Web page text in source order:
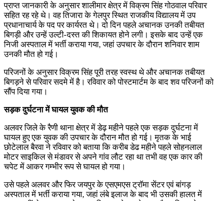
प्राप्त जानकारी के अनुसार शालीमार क्षेत्र में विक्रम सिंह गोठवाल परिवार
सहित रह रहे थे। वह तिजारा के गेलपुर स्थित राजकीय विद्यालय में उप
प्रधानाचार्य के पद पर कार्यरत थे। दो दिन पहले अचानक उनकी तबीयत
बिगड़ी और उन्हें उल्टी-दस्त की शिकायत होने लगी। इसके बाद उन्हें एक
निजी अस्पताल में भर्ती कराया गया, जहां उपचार के दौरान शनिवार शाम
उनकी मौत हो गई।
परिजनों के अनुसार विक्रम सिंह पूरी तरह स्वस्थ थे और अचानक तबीयत
बिगड़ने से परिवार सदमे में है। रविवार को पोस्टमार्टम के बाद शव परिजनों को
सौंप दिया गया।
सड़क दुर्घटना में घायल युवक की मौत
अलवर जिले के रैणी थाना क्षेत्र में डेढ़ महीने पहले एक सड़क दुर्घटना में
घायल हुए एक युवक की उपचार के दौरान मौत हो गई। मृतक के भाई
छोटेलाल बैरवा ने रविवार को बताया कि करीब डेढ महीने पहले सोहनलाल
मोटर साइकिल से मंडावर से अपने गांव लौट रहा था तभी वह एक कार की
चपेट में आकर गम्भीर रूप से घायल हो गया।
उसे पहले अलवर और फिर जयपुर के एसएमएस ट्रॉमा सेंटर एवं बांगड़
अस्पताल में भर्ती कराया गया, जहां लंबे इलाज के बाद भी उसकी हालत में